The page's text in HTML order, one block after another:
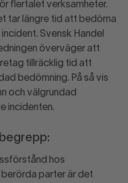
flertalet verksamheter.
tar längre tid att bedöma
Svensk Handel
överväger att
tillräcklig tid att
bedömning. På så vis
och välgrundad
incidenten.
hos
parter är det